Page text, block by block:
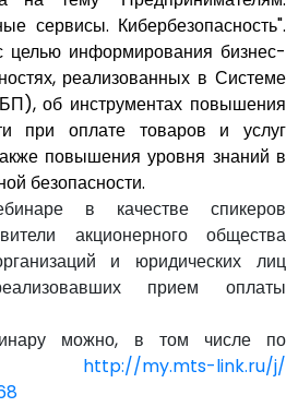
сервисы. Кибербезопасность".
целью информирования бизнес-
реализованных в Системе
об инструментах повышения
при оплате товаров и услуг
повышения уровня знаний в
безопасности.
в качестве спикеров
акционерного общества
и юридических лиц
прием оплаты
можно, в том числе по
http://my.mts-link.ru/j/